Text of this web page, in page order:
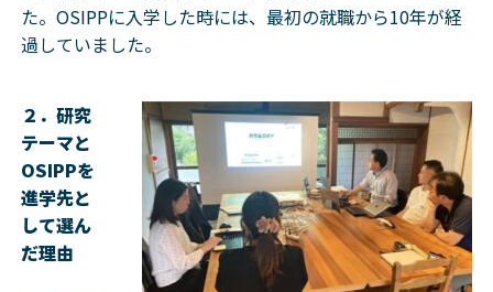
た。OSIPPに入学した時には、最初の就職から10年が経
過していました。
２．研究
テーマと
OSIPPを
進学先と
して選ん
だ理由